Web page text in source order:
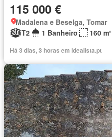
115 000 €
Madalena e Beselga, Tomar
T2
1 Banheiro 160 m²
Há 3 dias, 3 horas em idealista.pt